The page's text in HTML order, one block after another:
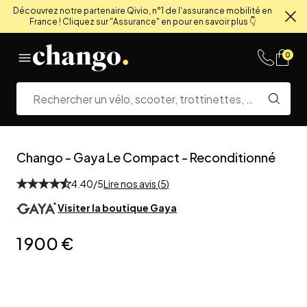
Découvrez notre partenaire Qivio, n°1 de l'assurance mobilité en
France ! Cliquez sur "Assurance" en pour en savoir plus 👇
0
Chango - Gaya Le Compact - Reconditionné
4.40/5Lire nos avis (5)
Visiter la boutique Gaya
1 900 €